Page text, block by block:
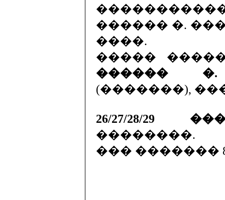
������ �.
����.
�����
������ �.
(�������),
26/27/28/29
��������.
��� �������